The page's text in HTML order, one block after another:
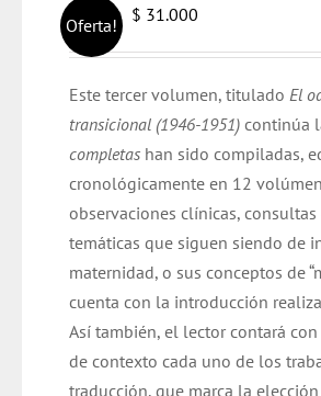
Oferta!
$ 32.000
El
era:
$ 32.000.
$ 31.000El
es:
$ 31.000.
Este tercer volumen, titulado El
transicional (1946-1951) continúa
completas han sido compiladas,
cronológicamente en 12
observaciones clínicas,
temáticas que siguen siendo de
maternidad, o sus conceptos de
cuenta con la introducción
Así también, el lector contará
de contexto cada uno de los
traducción, que marca la